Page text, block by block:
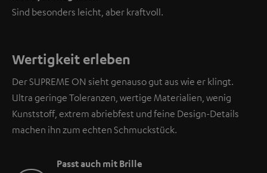
Sind besonders leicht, aber kraftvoll.
Wertigkeit erleben
Der SUPREME ON sieht genauso gut aus wie er klingt.
Ultra geringe Toleranzen, wertige Materialien, wenig
Kunststoff, extrem abriebfest und feine Design-Details
machen ihn zum echten Schmuckstück.
Passt auch mit Brille